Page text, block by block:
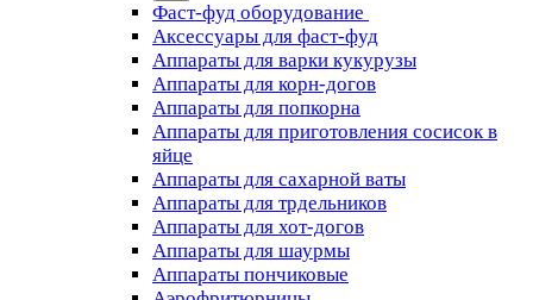
Фаст-фуд оборудование
Аксессуары для фаст-фуд
Аппараты для варки кукурузы
Аппараты для корн-догов
Аппараты для попкорна
Аппараты для приготовления сосисок в
яйце
Аппараты для сахарной ваты
Аппараты для трдельников
Аппараты для хот-догов
Аппараты для шаурмы
Аппараты пончиковые